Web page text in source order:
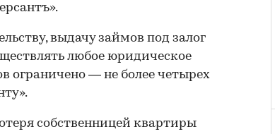
выдачу займов под залог
любое юридическое
ограничено — не более четырех
собственницей квартиры